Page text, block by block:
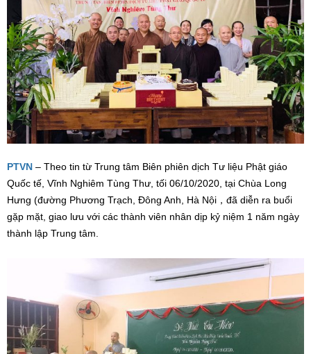
PTVN – Theo tin từ Trung tâm Biên phiên dịch Tư liệu Phật giáo
Quốc tế, Vĩnh Nghiêm Tùng Thư, tối 06/10/2020, tại Chùa Long
Hưng (đường Phương Trạch, Đông Anh, Hà Nội，đã diễn ra buổi
gặp mặt, giao lưu với các thành viên nhân dịp kỷ niệm 1 năm ngày
thành lập Trung tâm.